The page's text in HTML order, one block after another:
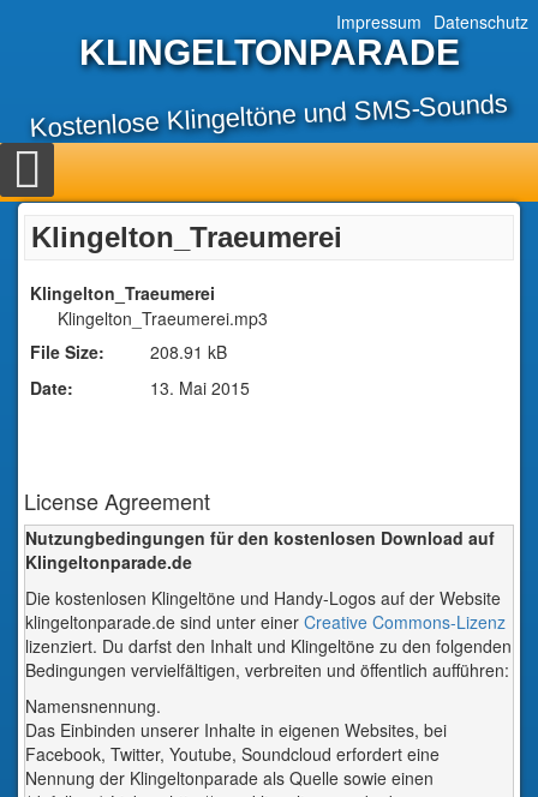
Impressum Datenschutz
KLINGELTONPARADE
Kostenlose Klingeltöne und SMS-Sounds
Klingelton_Traeumerei
Klingelton_Traeumerei
Klingelton_Traeumerei.mp3
File Size:
208.91 kB
Date:
13. Mai 2015
License Agreement
Nutzungbedingungen für den kostenlosen Download auf
Klingeltonparade.de
Die kostenlosen Klingeltöne und Handy-Logos auf der Website
klingeltonparade.de sind unter einer Creative Commons-Lizenz
lizenziert. Du darfst den Inhalt und Klingeltöne zu den folgenden
Bedingungen vervielfältigen, verbreiten und öffentlich aufführen:
Namensnennung.
Das Einbinden unserer Inhalte in eigenen Websites, bei
Facebook, Twitter, Youtube, Soundcloud erfordert eine
Nennung der Klingeltonparade als Quelle sowie einen